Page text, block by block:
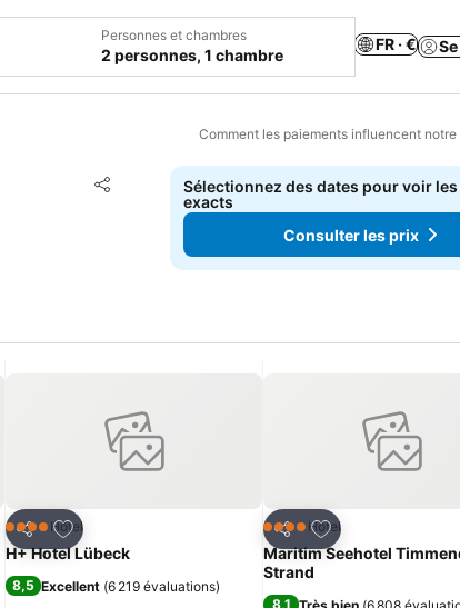
Personnes et chambres
2 personnes, 1 chambre
FR · €
Comment les paiements influencent
Partager
Ajouter à mes favoris
Sélectionnez des dates pour voir
exacts
Consulter les prix
Partager
Ajouter à mes favoris
4 ÉtoilesHôtel
H+ Hotel Lübeck
8,5 Excellent (6 219 évaluations)
Partager
Ajouter à mes
4 ÉtoilesHôtel
Maritim Seehotel
Strand
8,1 Très bien (6 808